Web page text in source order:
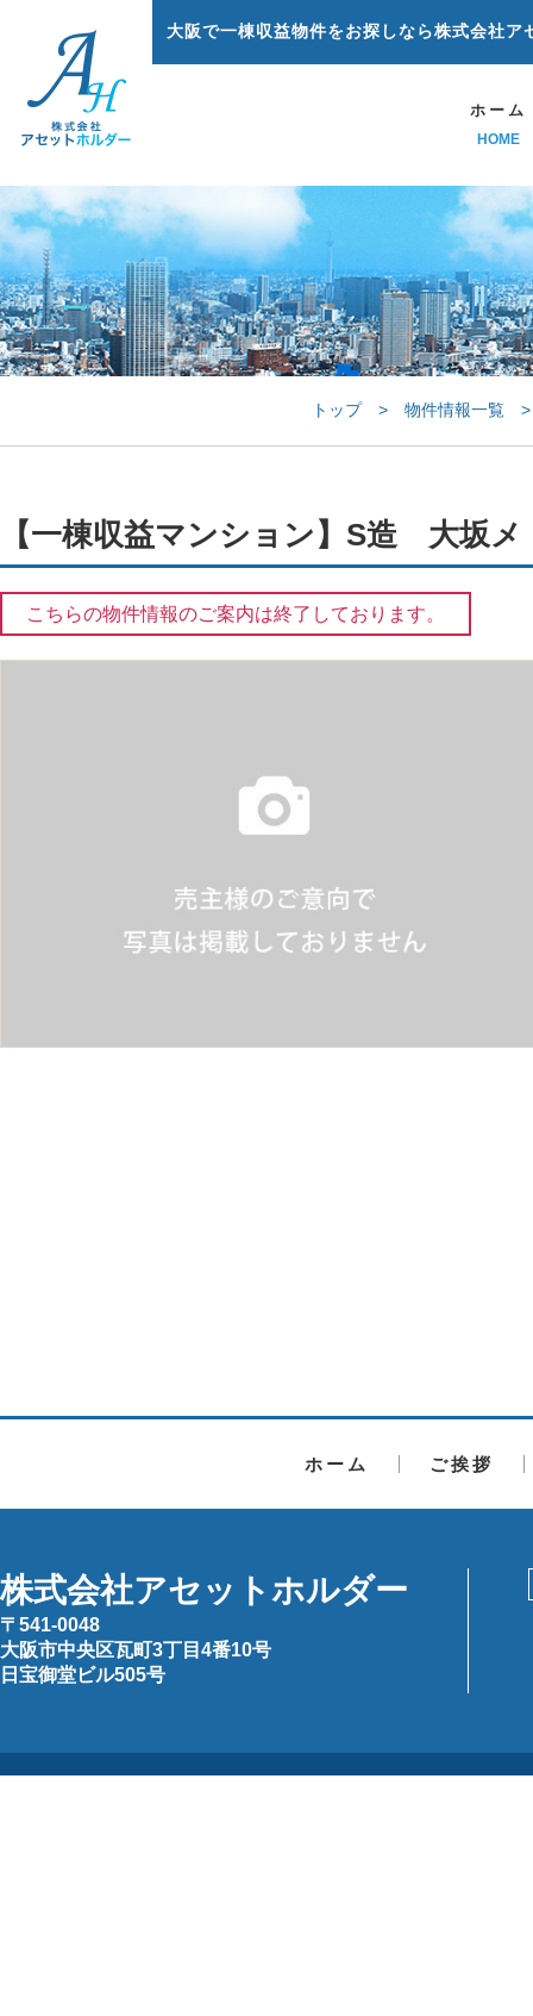
大阪で一棟収益物件をお探しなら株式会社ア
ホーム
HOME
トップ> 物件情報一覧>
【一棟収益マンション】S造 大坂
こちらの物件情報のご案内は終了しております。
ホーム ご挨拶
株式会社アセットホルダー
〒541-0048
大阪市中央区瓦町3丁目4番10号
日宝御堂ビル505号